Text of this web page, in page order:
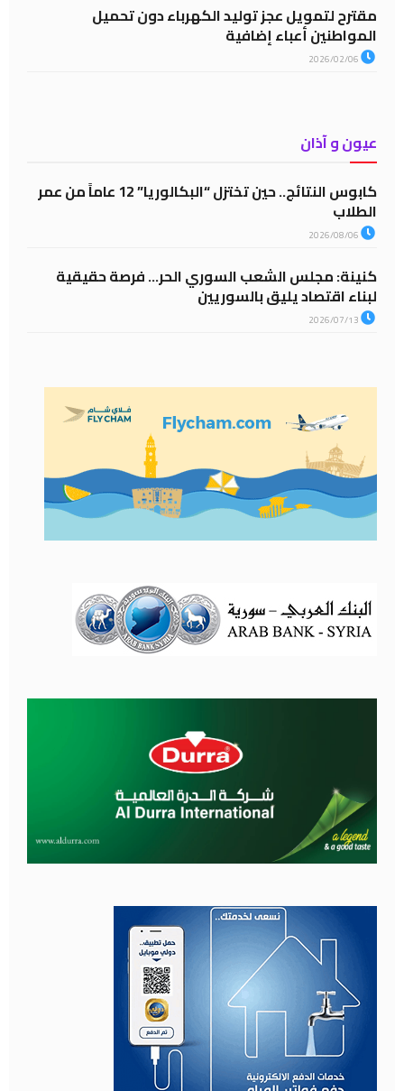
مقترح لتمويل عجز توليد الكهرباء دون تحميل
المواطنين أعباء إضافية
عيون و آذان
كابوس النتائج.. حين تختزل “البكالوريا” 12 عاماً من عمر
الطلاب
كنينة: مجلس الشعب السوري الحر… فرصة حقيقية
لبناء اقتصاد يليق بالسوريين